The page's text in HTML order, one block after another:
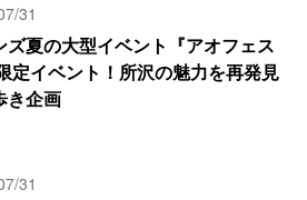
31
ズ夏の大型イベント『アオフェス
定イベント！所沢の魅力を再発見
き企画
31